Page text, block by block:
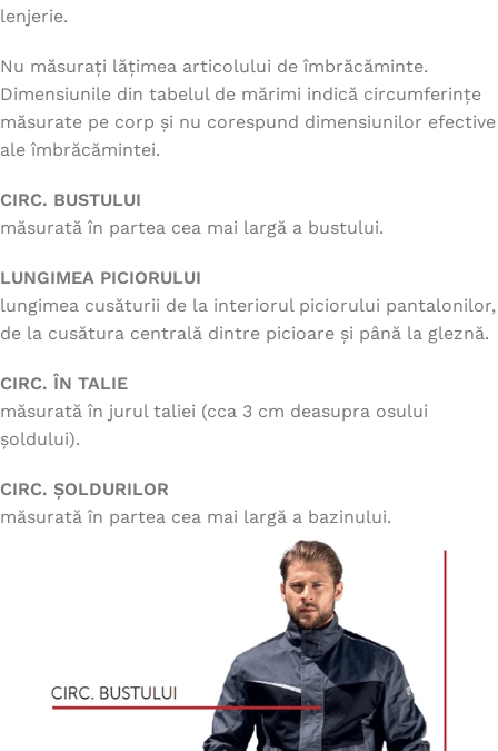
lenjerie.
Nu măsurați lățimea articolului de îmbrăcăminte.
Dimensiunile din tabelul de mărimi indică circumferințe
măsurate pe corp și nu corespund dimensiunilor efective
ale îmbrăcămintei.
CIRC. BUSTULUI
măsurată în partea cea mai largă a bustului.
LUNGIMEA PICIORULUI
lungimea cusăturii de la interiorul piciorului pantalonilor,
de la cusătura centrală dintre picioare și până la gleznă.
CIRC. ÎN TALIE
măsurată în jurul taliei (cca 3 cm deasupra osului
șoldului).
CIRC. ȘOLDURILOR
măsurată în partea cea mai largă a bazinului.